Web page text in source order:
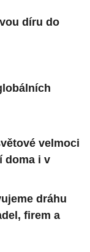
díru do
velmoci
doma i v
dráhu
firem a